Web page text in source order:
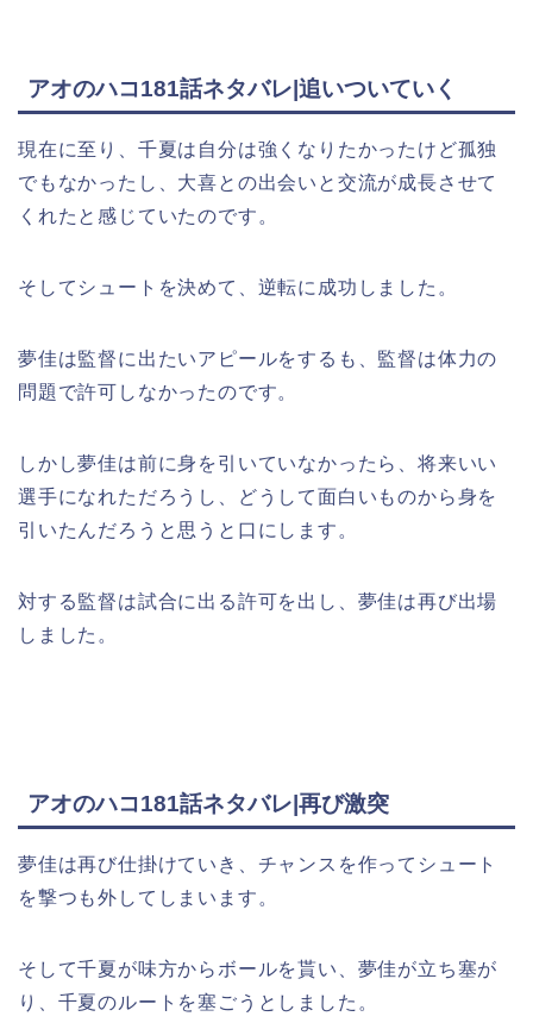
アオのハコ181話ネタバレ|追いついていく
現在に至り、千夏は自分は強くなりたかったけど孤独
でもなかったし、大喜との出会いと交流が成長させて
くれたと感じていたのです。
そしてシュートを決めて、逆転に成功しました。
夢佳は監督に出たいアピールをするも、監督は体力の
問題で許可しなかったのです。
しかし夢佳は前に身を引いていなかったら、将来いい
選手になれただろうし、どうして面白いものから身を
引いたんだろうと思うと口にします。
対する監督は試合に出る許可を出し、夢佳は再び出場
しました。
アオのハコ181話ネタバレ|再び激突
夢佳は再び仕掛けていき、チャンスを作ってシュート
を撃つも外してしまいます。
そして千夏が味方からボールを貰い、夢佳が立ち塞が
り、千夏のルートを塞ごうとしました。